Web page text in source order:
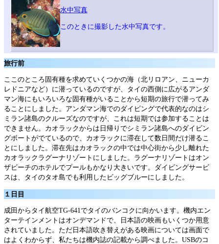
水中写真
このときに撮影した水中写真です。
旅行前
ここのところ固有種を求めていくつかの海（北リロアン、ニューカ
レドニアなど）に潜っているのですが、タイの西側に広がるアンダ
マン海にもいろいろな固有種がいることから短期の旅行で潜ってみ
ることにしました。アンダマン海でのダイビングで代表的なのはシ
ミラン諸島のクルーズなのですが、これは短期では参加することは
できません。カオラックからは日帰りでシミラン諸島へのダイビン
グボートがでているので、カオラックに滞在して数日間だけ潜るこ
とにしました。滞在先はカオラックの中では中心街から少し離れた
カオラックラグーナリゾートにしました。ラグーナリゾートはオン
ザビーチのホテルでプールもかなり大きいです。ダイビングサービ
スは、タイのタオ島でも利用したビッグブルーにしました。
１日目
成田からタイ航空TG-641でタイのバンコクに向かいます。機内エン
ターテインメントはオンデマンドで、日本語の映画もいくつか用意
されていました。ただ日本語吹き替えがある映画については画面で
はよくわからず、私たちは機内誌の記載から調べました。USBのコ